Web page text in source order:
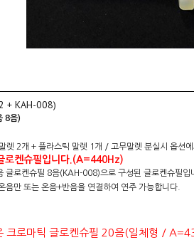
+ KAH-008)
8음)
렛 2개 + 플라스틱 말렛 1개 / 고무말렛 분실시 옵션
로켄슈필입니다.(A=440Hz)
로켄슈필 8음(KAH-008)으로 구성된 글로켄슈필입
음만 또는 온음+반음을 연결하여 연주 가능합니다.
크로마틱 글로켄슈필 20음(일체형 /